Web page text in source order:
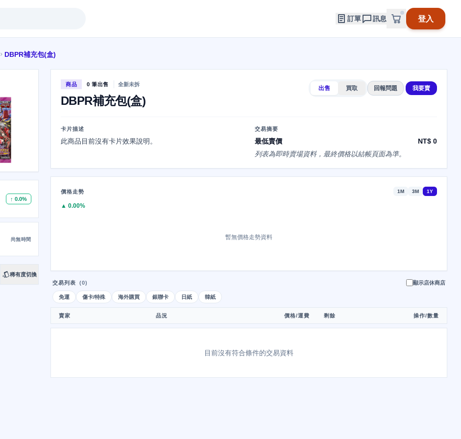
訂單 訊息 登入
chevron_right DBPR補充包(盒)
↑ 0.0%
尚無時間
style稀有度切換
商品 0 筆出售 全新未拆
DBPR補充包(盒)
出售 買取 回報問題 我要賣
卡片描述
此商品目前沒有卡片效果說明。
交易摘要
最低賣價
NT$ 0
列表為即時賣場資料，最終價格以結帳頁面為準。
價格走勢 1M 3M 1Y
▲ 0.00%
暫無價格走勢資料
交易列表 (0) 顯示店休商店
免運 傷卡/特殊 海外購買 銀聯卡 日紙 韓紙
賣家 品況 價格/運費 剩餘 操作/數量
目前沒有符合條件的交易資料